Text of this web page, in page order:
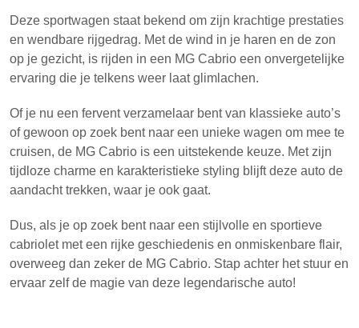
Deze sportwagen staat bekend om zijn krachtige prestaties
en wendbare rijgedrag. Met de wind in je haren en de zon
op je gezicht, is rijden in een MG Cabrio een onvergetelijke
ervaring die je telkens weer laat glimlachen.
Of je nu een fervent verzamelaar bent van klassieke auto’s
of gewoon op zoek bent naar een unieke wagen om mee te
cruisen, de MG Cabrio is een uitstekende keuze. Met zijn
tijdloze charme en karakteristieke styling blijft deze auto de
aandacht trekken, waar je ook gaat.
Dus, als je op zoek bent naar een stijlvolle en sportieve
cabriolet met een rijke geschiedenis en onmiskenbare flair,
overweeg dan zeker de MG Cabrio. Stap achter het stuur en
ervaar zelf de magie van deze legendarische auto!